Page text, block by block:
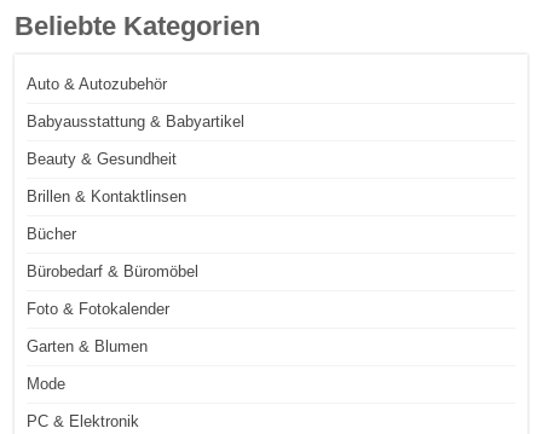
Beliebte Kategorien
Auto & Autozubehör
Babyausstattung & Babyartikel
Beauty & Gesundheit
Brillen & Kontaktlinsen
Bücher
Bürobedarf & Büromöbel
Foto & Fotokalender
Garten & Blumen
Mode
PC & Elektronik